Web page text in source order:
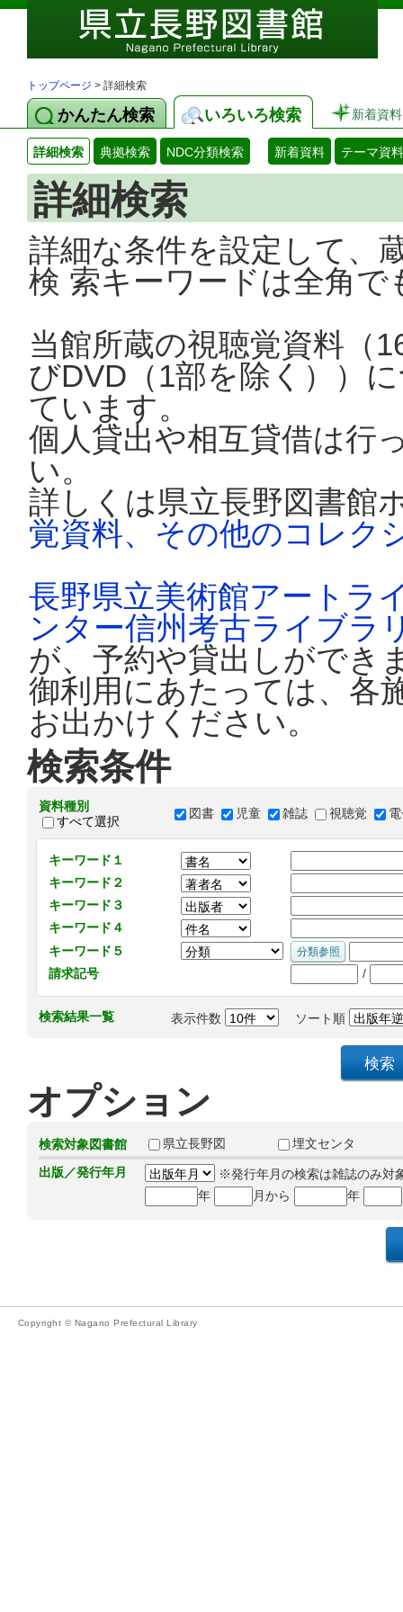
トップページ > 詳細検索
かんたん検索 いろいろ検索 新着資料
詳細検索 典拠検索 NDC分類検索 新着資料 テーマ資料
詳細検索
詳細な条件を設定して、
検 索キーワードは全角
当館所蔵の視聴覚資料（
びDVD（1部を除く））
ています。
個人貸出や相互貸借は行
い。
詳しくは県立長野図書館
覚資料、その他のコレク
長野県立美術館アートラ
ンター信州考古ライブラ
が、予約や貸出しができ
御利用にあたっては、各
お出かけください。
検索条件
資料種別
すべて選択
図書 児童 雑誌 視聴覚
キーワード１
キーワード２
キーワード３
キーワード４
キーワード５
請求記号
/
検索結果一覧 表示件数 ソート順
オプション
検索対象図書館 県立長野図
埋文センタ
出版／発行年月
※発行年月の検索は雑誌のみ対
年
月から 年
Copyright © Nagano Prefectural Library